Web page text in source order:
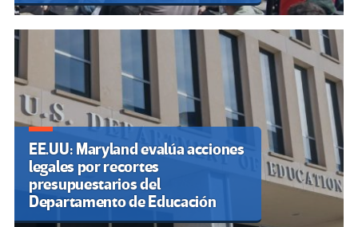
EE.UU: Maryland evalúa acciones
legales por recortes
presupuestarios del
Departamento de Educación